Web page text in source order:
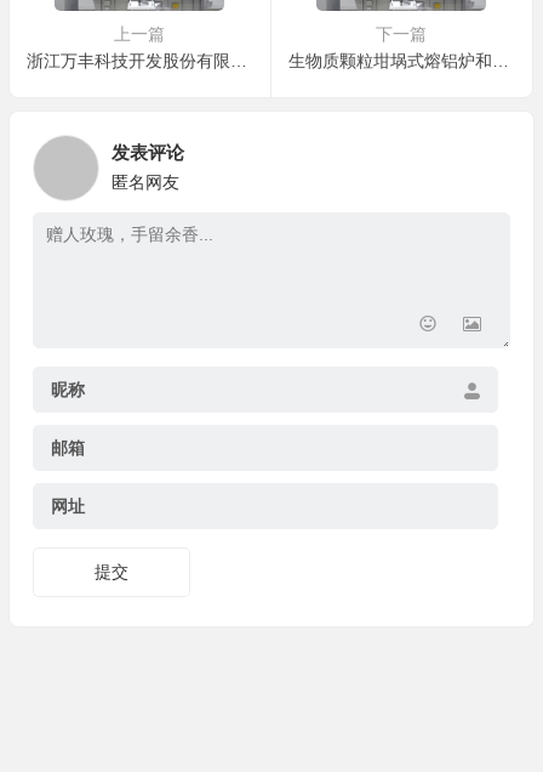
上一篇
下一篇
发表评论
匿名网友
昵称
邮箱
网址
提交